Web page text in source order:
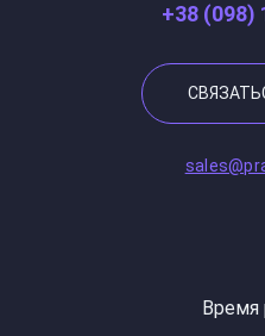
+38 (098)
Время